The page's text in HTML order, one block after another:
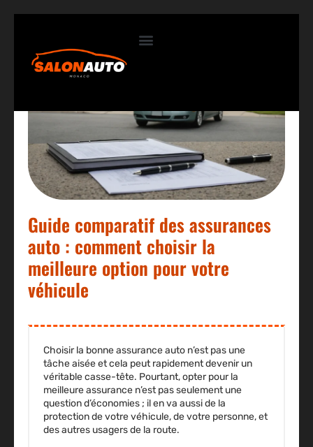
Guide comparatif des assurances
auto : comment choisir la
meilleure option pour votre
véhicule
Choisir la bonne assurance auto n’est pas une
tâche aisée et cela peut rapidement devenir un
véritable casse-tête. Pourtant, opter pour la
meilleure assurance n’est pas seulement une
question d’économies ; il en va aussi de la
protection de votre véhicule, de votre personne, et
des autres usagers de la route.